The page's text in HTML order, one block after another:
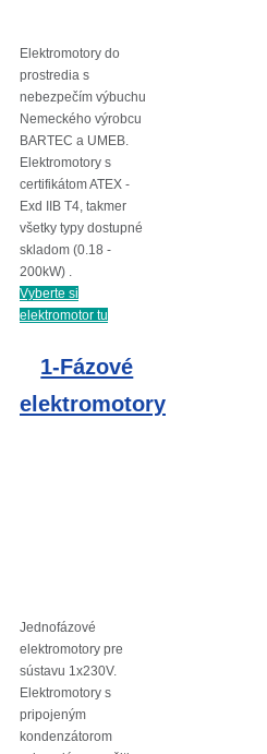
Elektromotory do
prostredia s
nebezpečím výbuchu
Nemeckého výrobcu
BARTEC a UMEB.
Elektromotory s
certifikátom ATEX -
Exd IIB T4, takmer
všetky typy dostupné
skladom (0.18 -
200kW) .
Vyberte si
elektromotor tu
1-Fázové
elektromotory
Jednofázové
elektromotory pre
sústavu 1x230V.
Elektromotory s
pripojeným
kondenzátorom